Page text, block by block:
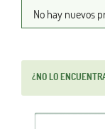
No hay nuevos
¿NO LO